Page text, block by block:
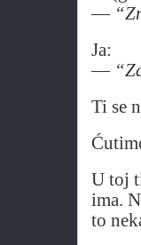
—
Ja:
—
Ti se
U toj
ima.
to